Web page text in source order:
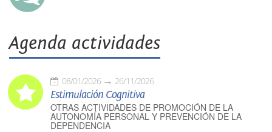
Agenda actividades
08/01/2026 26/11/2026
Estimulación Cognitiva
OTRAS ACTIVIDADES DE PROMOCIÓN DE LA
AUTONOMÍA PERSONAL Y PREVENCIÓN DE LA
DEPENDENCIA